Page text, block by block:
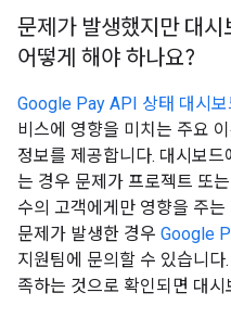
문제가 발생했지만 대
어떻게 해야 하나요?
Google Pay API 상태 대시보
비스에 영향을 미치는 주요
정보를 제공합니다. 대시보
는 경우 문제가 프로젝트 또
수의 고객에게만 영향을 주
문제가 발생한 경우 Google
지원팀에 문의할 수 있습니
족하는 것으로 확인되면 대